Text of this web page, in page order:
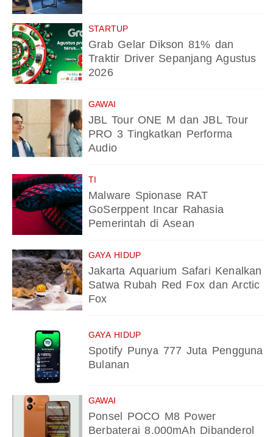
STARTUP
Grab Gelar Dikson 81% dan
Traktir Driver Sepanjang Agustus
2026
GAWAI
JBL Tour ONE M dan JBL Tour
PRO 3 Tingkatkan Performa
Audio
TI
Malware Spionase RAT
GoSerppent Incar Rahasia
Pemerintah di Asean
GAYA HIDUP
Jakarta Aquarium Safari Kenalkan
Satwa Rubah Red Fox dan Arctic
Fox
GAYA HIDUP
Spotify Punya 777 Juta Pengguna
Bulanan
GAWAI
Ponsel POCO M8 Power
Berbaterai 8.000mAh Dibanderol